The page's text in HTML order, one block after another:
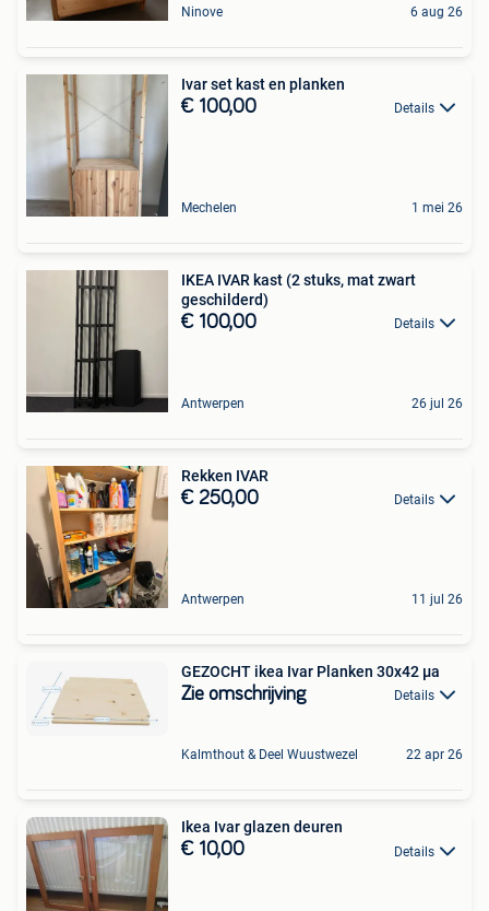
Ninove 6 aug 26
Ivar set kast en planken
€ 100,00 Details
Mechelen 1 mei 26
IKEA IVAR kast (2 stuks, mat zwart
geschilderd)
€ 100,00 Details
Antwerpen 26 jul 26
Rekken IVAR
€ 250,00 Details
Antwerpen 11 jul 26
GEZOCHT ikea Ivar Planken 30x42 µa
Zie omschrijving Details
Kalmthout & Deel Wuustwezel 22 apr 26
Ikea Ivar glazen deuren
€ 10,00 Details